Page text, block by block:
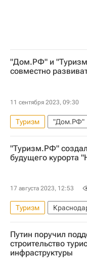
"Дом.РФ" и
совместно
11 сентября 2023, 09:30
Туризм "Дом.РФ"
ВЭФ-2023
"Туризм.РФ"
будущего курорта
17 августа 2023, 12:53
Туризм
Коммерческая
Путин поручил
строительство
инфраструктуры